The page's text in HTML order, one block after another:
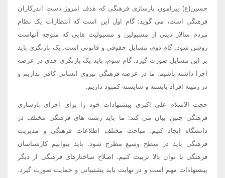
حسین(ع) پیرامون بازسازی فرهنگی که هدف امروز دست اندرکاران
فرهنگی است، می گوید: گام اول این است که انتظارات یک نظام
مردم سالار دینی از مسیولین و مسیولیت هایی که متوجه آنهاست
روشن شود. گام دوم، مسایل حقوقی و قانونی است. یک بازنگری باید
بر این مسایل صورت گیرد. گام سوم، باید یک بازنگری جدی در عرصه
اجرا داشته باشیم. ما در عرصه فرهنگی نیروی انسانی کافی نداریم و
در زمینه افراد بایسته و شایسته کمبود داریم.
حجت الاسلام علی اکبری پیشنهادات خود را برای اجرای بازسازی
فرهنگی چنین بیان می کند: ما باید رشته های فرهنگی مختلف در
دانشگاه ایجاد کنیم. مباحث مختلف اطلاعات فرهنگی و مدیریت
فرهنگی باید در سطح وسیع مطرح شود. باید بتوانیم کارشناسان
فرهنگی با توان بالا تربیت کنیم. اصلاح ساختارهای فرهنگی از دیگر
پیشنهادات مهم است و در نهایت باید پشتیبانی و حمایت صورت گیرد.